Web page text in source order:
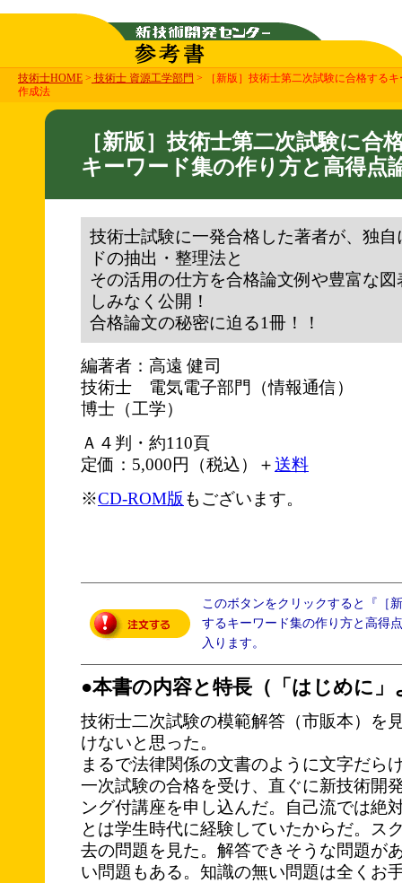
技術士HOME > 技術士 資源工学部門 > ［新版］技術士第二次試験に合格する
作成法
［新版］技術士第二次試験に合
キーワード集の作り方と高得点
技術士試験に一発合格した著者が、独
ドの抽出・整理法と
その活用の仕方を合格論文例や豊富な
しみなく公開！
合格論文の秘密に迫る1冊！！
編著者：高遠 健司
技術士 電気電子部門（情報通信）
博士（工学）
Ａ４判・約110頁
定価：5,000円（税込）＋送料
※CD-ROM版 もございます。
このボタンをクリックすると『［
するキーワード集の作り方と高得
入ります。
●本書の内容と特長（「はじめに」
技術士二次試験の模範解答（市販本）を
けないと思った。
まるで法律関係の文書のように文字だら
一次試験の合格を受け、直ぐに新技術開
ング付講座を申し込んだ。自己流では絶
とは学生時代に経験していたからだ。ス
去の問題を見た。解答できそうな問題が
い問題もある。知識の無い問題は全くお